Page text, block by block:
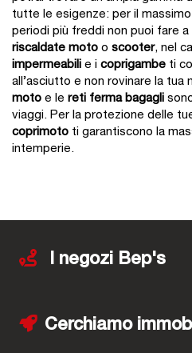
tutte le esigenze: per il
periodi più freddi non puoi fare a
riscaldate moto o scooter, nel
impermeabili e i coprigambe ti
all’asciutto e non rovinare la tua
moto e le reti ferma bagagli
viaggi. Per la protezione delle
coprimoto ti garantiscono la
intemperie.
I negozi Bep's
Cerchiamo